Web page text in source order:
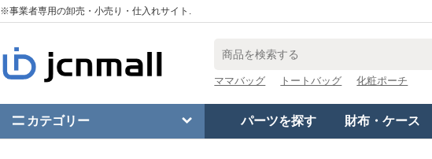
※事業者専用の卸売・小売り・仕入れサイト.
ママバッグ トートバッグ 化粧ポーチ
カテゴリー パーツを探す 財布・ケース